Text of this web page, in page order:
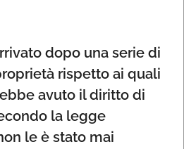
dopo una serie di
rispetto ai quali
avuto il diritto di
la legge
le è stato mai